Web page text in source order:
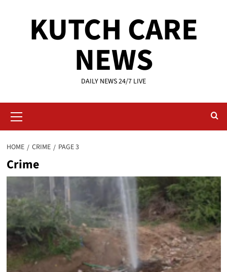
KUTCH CARE
NEWS
DAILY NEWS 24/7 LIVE
Menu
HOME CRIME PAGE 3
Crime